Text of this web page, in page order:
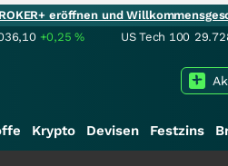
eröffnen und
+0,25% US Tech 100
Krypto Devisen Festzins